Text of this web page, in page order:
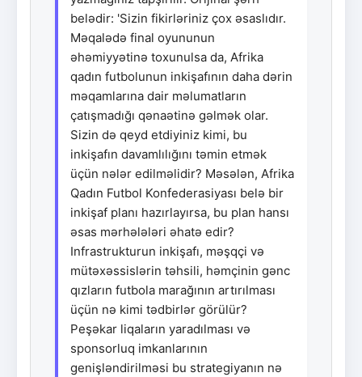
belədir: 'Sizin fikirləriniz çox əsaslıdır.
Məqalədə final oyununun
əhəmiyyətinə toxunulsa da, Afrika
qadın futbolunun inkişafının daha dərin
məqamlarına dair məlumatların
çatışmadığı qənaətinə gəlmək olar.
Sizin də qeyd etdiyiniz kimi, bu
inkişafın davamlılığını təmin etmək
üçün nələr edilməlidir? Məsələn, Afrika
Qadın Futbol Konfederasiyası belə bir
inkişaf planı hazırlayırsa, bu plan hansı
əsas mərhələləri əhatə edir?
Infrastrukturun inkişafı, məşqçi və
mütəxəssislərin təhsili, həmçinin gənc
qızların futbola marağının artırılması
üçün nə kimi tədbirlər görülür?
Peşəkar liqaların yaradılması və
sponsorluq imkanlarının
genişləndirilməsi bu strategiyanın nə